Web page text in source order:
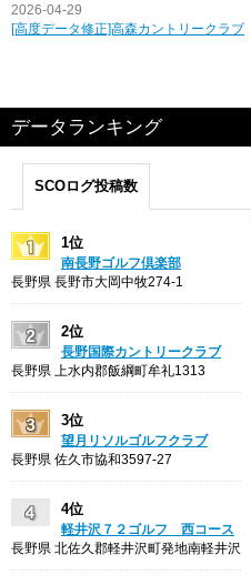
2026-04-29
[高度データ修正]高森カントリークラブ
データランキング
SCOログ投稿数
1位
南長野ゴルフ倶楽部
長野県 長野市大岡中牧274-1
2位
長野国際カントリークラブ
長野県 上水内郡飯綱町牟礼1313
3位
望月リソルゴルフクラブ
長野県 佐久市協和3597-27
4位
軽井沢７２ゴルフ 西コース
長野県 北佐久郡軽井沢町発地南軽井沢